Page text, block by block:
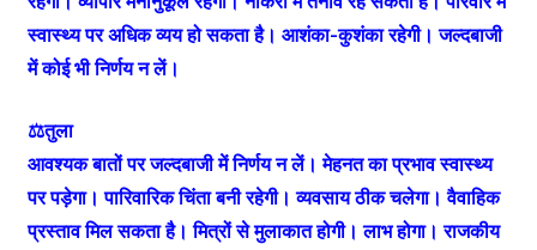
स्वास्थ्य पर अधिक व्यय हो सकता है। आशंका-कुशंका रहेगी। जल्दबाजी
में कोई भी निर्णय न लें।
⚖️तुला
आवश्यक बातों पर जल्दबाजी में निर्णय न लें। मेहनत का प्रभाव स्वास्थ्‍य
पर पड़ेगा। पारिवारिक चिंता बनी रहेगी। व्यवसाय ठीक चलेगा। वैवाहिक
प्रस्ताव मिल सकता है। मित्रों से मुलाकात होगी। लाभ होगा। राजकीय